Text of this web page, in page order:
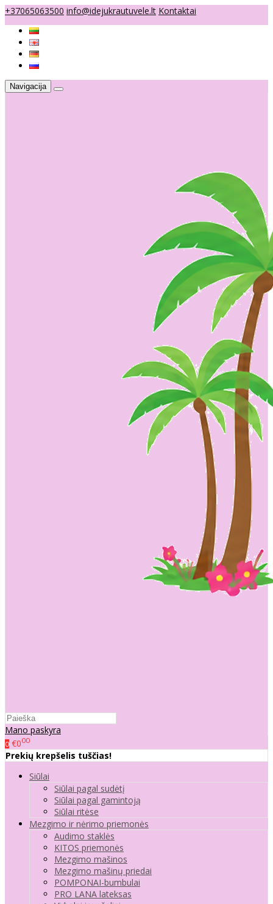
+37065063500 info@idejukrautuvele.lt Kontaktai
Navigacija
Mano paskyra
0 €000
Prekių krepšelis tuščias!
Siūlai
Siūlai pagal sudėtį
Siūlai pagal gamintoją
Siūlai ritėse
Mezgimo ir nėrimo priemonės
Audimo staklės
KITOS priemonės
Mezgimo mašinos
Mezgimo mašinų priedai
POMPONAI-bumbulai
PRO LANA lateksas